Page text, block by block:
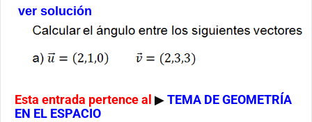
ver solución
Esta entrada pertence al ▶TEMA DE GEOMETRÍA
EN EL ESPACIO